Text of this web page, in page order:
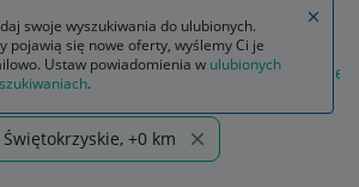
Domy na sprzedaż
sprzedaż nieruchomości domy na
+0 km
swoje wyszukiwania do ulubionych.
pojawią się nowe oferty, wyślemy Ci je
Ustaw powiadomienia w ulubionych
.